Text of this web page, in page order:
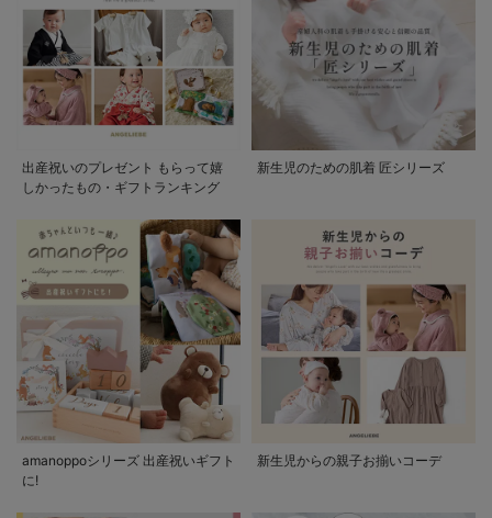
出産祝いのプレゼント もらって嬉
しかったもの・ギフトランキング
新生児のための肌着 匠シリーズ
amanoppoシリーズ 出産祝いギフト
に!
新生児からの親子お揃いコーデ